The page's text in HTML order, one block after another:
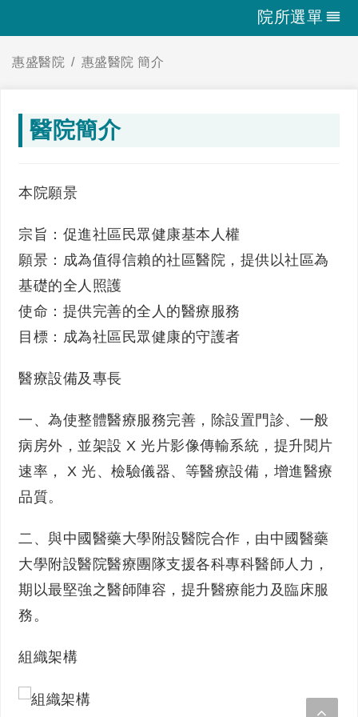
院所選單
惠盛醫院 惠盛醫院 簡介
醫院簡介
本院願景
宗旨：促進社區民眾健康基本人權
願景：成為值得信賴的社區醫院，提供以社區為
基礎的全人照護
使命：提供完善的全人的醫療服務
目標：成為社區民眾健康的守護者
醫療設備及專長
一、為使整體醫療服務完善，除設置門診、一般
病房外，並架設 X 光片影像傳輸系統，提升閱片
速率， X 光、檢驗儀器、等醫療設備，增進醫療
品質。
二、與中國醫藥大學附設醫院合作，由中國醫藥
大學附設醫院醫療團隊支援各科專科醫師人力，
期以最堅強之醫師陣容，提升醫療能力及臨床服
務。
組織架構